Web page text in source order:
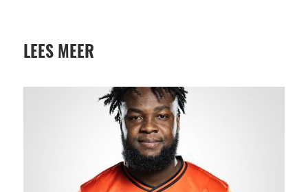
LEES MEER